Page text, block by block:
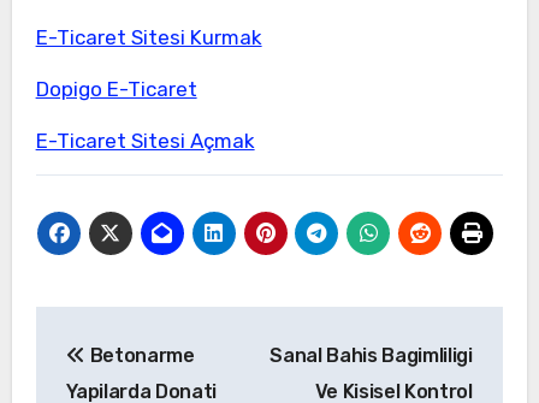
E-Ticaret Sitesi Kurmak
Dopigo E-Ticaret
E-Ticaret Sitesi Açmak
gezinmesi
Betonarme
Yapilarda Donati
Sanal Bahis Bagimliligi
Ve Kisisel Kontrol